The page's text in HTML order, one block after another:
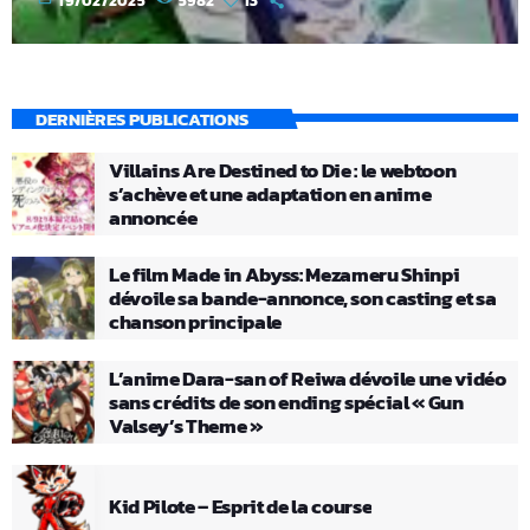
DERNIÈRES PUBLICATIONS
Villains Are Destined to Die : le webtoon
s’achève et une adaptation en anime
annoncée
Le film Made in Abyss: Mezameru Shinpi
dévoile sa bande-annonce, son casting et sa
chanson principale
L’anime Dara-san of Reiwa dévoile une vidéo
sans crédits de son ending spécial « Gun
Valsey’s Theme »
Kid Pilote – Esprit de la course